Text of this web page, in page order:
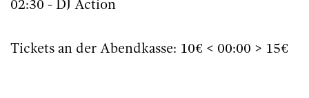
02:30 - DJ Action
Tickets an der Abendkasse: 10€ < 00:00 > 15€